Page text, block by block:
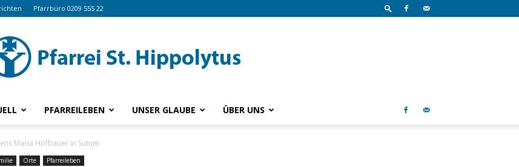
Pfarrbüro 0209 555 22
PFARREILEBEN UNSER GLAUBE ÜBER UNS
Maria Hofbauer in Sutum
Orte Pfarreileben